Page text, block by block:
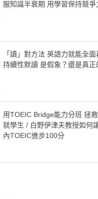
服知識半衰期 用學習保持競爭
「讀」對方法 英語力就能全
持續性默讀 是假象？還是真正
用TOEIC Bridge能力分班 拯
就學生 / 白野伊津夫教授如何
內TOEIC進步100分